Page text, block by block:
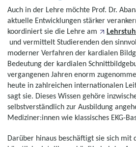
Auch in der Lehre möchte Prof. Dr.
aktuelle Entwicklungen stärker
koordiniert sie die Lehre am
und vermittelt Studierenden den
moderner Verfahren der kardialen
Bedeutung der kardialen
vergangenen Jahren enorm
heute in zahlreichen internationalen
sagt sie. Dieses Wissen gehöre
selbstverständlich zur Ausbildung
Mediziner:innen wie klassisches EKG-
Darüber hinaus beschäftigt sie sich mit